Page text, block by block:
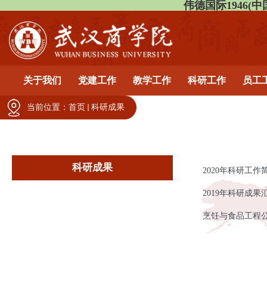
伟德国际1946(中
关于我们 党建工作 教学工作 科研工作 员工
科研成果 2020年科研工作
2019年科研成果
烹饪与食品工程
当前位置： 首页 科研成果